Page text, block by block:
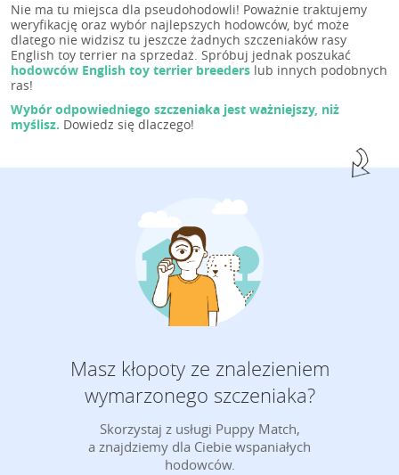
Nie ma tu miejsca dla pseudohodowli! Poważnie traktujemy
weryfikację oraz wybór najlepszych hodowców, być może
dlatego nie widzisz tu jeszcze żadnych szczeniaków rasy
English toy terrier na sprzedaż. Spróbuj jednak poszukać
hodowców English toy terrier breeders lub innych podobnych
ras!
Wybór odpowiedniego szczeniaka jest ważniejszy, niż
myślisz. Dowiedz się dlaczego!
Masz kłopoty ze znalezieniem
wymarzonego szczeniaka?
Skorzystaj z usługi Puppy Match,
a znajdziemy dla Ciebie wspaniałych
hodowców.